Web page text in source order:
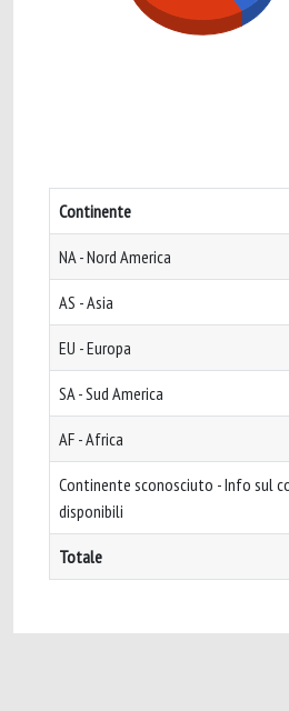
Continente
NA - Nord America
AS - Asia
EU - Europa
SA - Sud America
AF - Africa
Continente sconosciuto - Info sul
disponibili
Totale